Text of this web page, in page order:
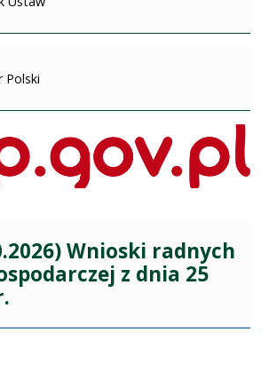
Polski
Wnioski radnych
z dnia 25